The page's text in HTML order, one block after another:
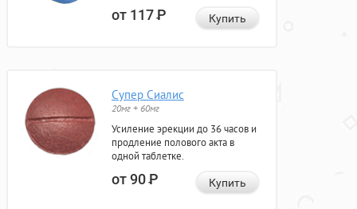
от 117Р Купить
Супер Сиалис
20мг + 60мг
Усиление эрекции до 36 часов и
продление полового акта в
одной таблетке.
от 90Р Купить